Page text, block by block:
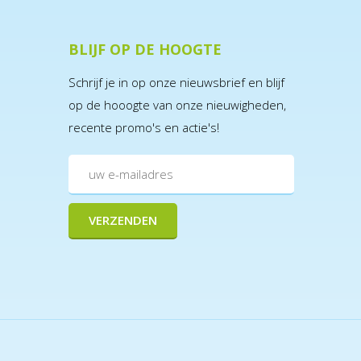
BLIJF OP DE HOOGTE
Schrijf je in op onze nieuwsbrief en blijf
op de hooogte van onze nieuwigheden,
recente promo's en actie's!